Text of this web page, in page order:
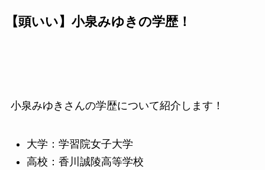
【頭いい】小泉みゆきの学歴！
小泉みゆきさんの学歴について紹介します！
大学：学習院女子大学
高校：香川誠陵高等学校